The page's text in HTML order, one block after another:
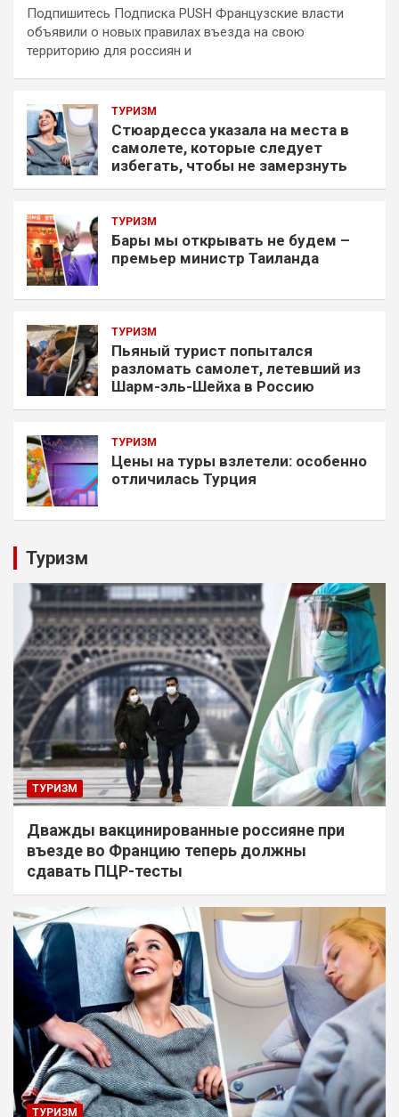
Подпишитесь Подписка PUSH Французские власти
объявили о новых правилах въезда на свою
территорию для россиян и
ТУРИЗМ
Стюардесса указала на места в
самолете, которые следует
избегать, чтобы не замерзнуть
ТУРИЗМ
Бары мы открывать не будем –
премьер министр Таиланда
ТУРИЗМ
Пьяный турист попытался
разломать самолет, летевший из
Шарм-эль-Шейха в Россию
ТУРИЗМ
Цены на туры взлетели: особенно
отличилась Турция
Туризм
ТУРИЗМ
Дважды вакцинированные россияне при
въезде во Францию теперь должны
сдавать ПЦР-тесты
ТУРИЗМ